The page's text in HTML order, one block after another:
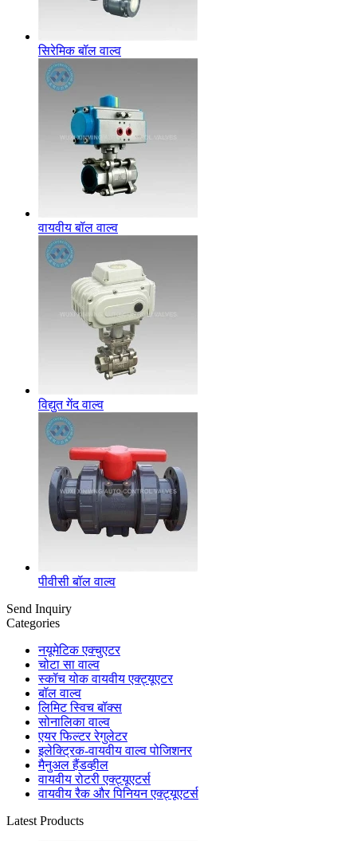
सिरेमिक बॉल वाल्व
वायवीय बॉल वाल्व
विद्युत गेंद वाल्व
पीवीसी बॉल वाल्व
Send Inquiry
Categories
नयूमेटिक एक्चुएटर
चोटा सा वाल्व
स्कॉच योक वायवीय एक्ट्यूएटर
बॉल वाल्व
लिमिट स्विच बॉक्स
सोनालिका वाल्व
एयर फिल्टर रेगुलेटर
इलेक्ट्रिक-वायवीय वाल्व पोजिशनर
मैनुअल हैंडव्हील
वायवीय रोटरी एक्ट्यूएटर्स
वायवीय रैक और पिनियन एक्ट्यूएटर्स
Latest Products